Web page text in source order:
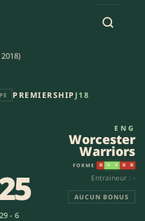
PREMIERSHIP J18
- 6
ENG
Worcester
Warriors
FORME D V V D D
Entraineur : -
AUCUN BONUS